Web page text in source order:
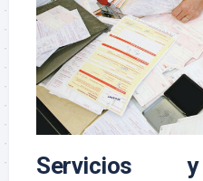
Servicios